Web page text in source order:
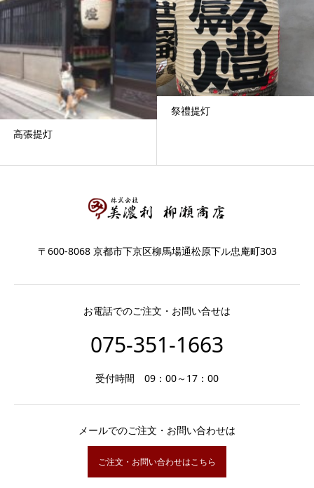
高張提灯
祭禮提灯
〒600-8068 京都市下京区柳馬場通松原下ル忠庵町303
お電話でのご注文・お問い合せは
075-351-1663
受付時間 09：00～17：00
メールでのご注文・お問い合わせは
ご注文・お問い合わせはこちら